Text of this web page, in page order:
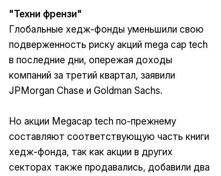
"Техни френзи"
Глобальные хедж-фонды уменьшили свою
подверженность риску акций mega cap tech
в последние дни, опережая доходы
компаний за третий квартал, заявили
JPMorgan Chase и Goldman Sachs.
Но акции Megacap tech по-прежнему
составляют соответствующую часть книги
хедж-фонда, так как акции в других
секторах также продавались, добавили два